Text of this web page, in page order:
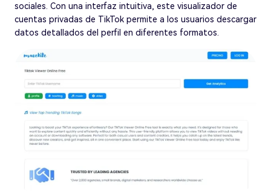
sociales. Con una interfaz intuitiva, este visualizador de
cuentas privadas de TikTok permite a los usuarios descargar
datos detallados del perfil en diferentes formatos.